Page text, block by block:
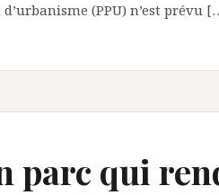
(PPU) n’est prévu
parc qui